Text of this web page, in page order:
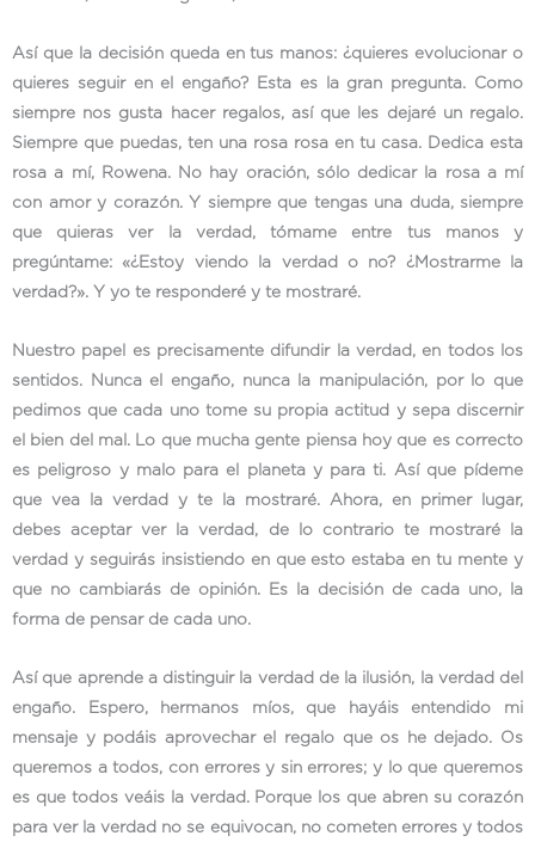
Así que la decisión queda en tus manos: ¿quieres evolucionar o
quieres seguir en el engaño? Esta es la gran pregunta. Como
siempre nos gusta hacer regalos, así que les dejaré un regalo.
Siempre que puedas, ten una rosa rosa en tu casa. Dedica esta
rosa a mí, Rowena. No hay oración, sólo dedicar la rosa a mí
con amor y corazón. Y siempre que tengas una duda, siempre
que quieras ver la verdad, tómame entre tus manos y
pregúntame: «¿Estoy viendo la verdad o no? ¿Mostrarme la
verdad?». Y yo te responderé y te mostraré.
Nuestro papel es precisamente difundir la verdad, en todos los
sentidos. Nunca el engaño, nunca la manipulación, por lo que
pedimos que cada uno tome su propia actitud y sepa discernir
el bien del mal. Lo que mucha gente piensa hoy que es correcto
es peligroso y malo para el planeta y para ti. Así que pídeme
que vea la verdad y te la mostraré. Ahora, en primer lugar,
debes aceptar ver la verdad, de lo contrario te mostraré la
verdad y seguirás insistiendo en que esto estaba en tu mente y
que no cambiarás de opinión. Es la decisión de cada uno, la
forma de pensar de cada uno.
Así que aprende a distinguir la verdad de la ilusión, la verdad del
engaño. Espero, hermanos míos, que hayáis entendido mi
mensaje y podáis aprovechar el regalo que os he dejado. Os
queremos a todos, con errores y sin errores; y lo que queremos
es que todos veáis la verdad. Porque los que abren su corazón
para ver la verdad no se equivocan, no cometen errores y todos